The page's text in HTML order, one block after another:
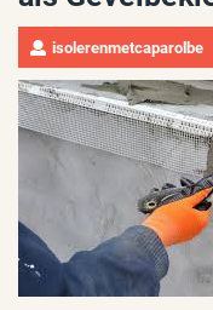
isolerenmetcaparolbe